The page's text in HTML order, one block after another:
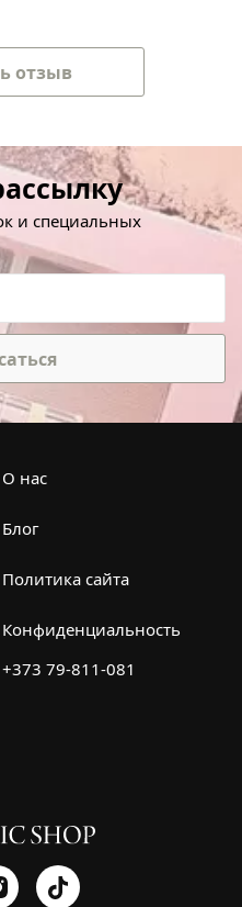
отзыв
и специальных
О нас
Блог
Политика сайта
Конфиденциальность
+373 79-811-081